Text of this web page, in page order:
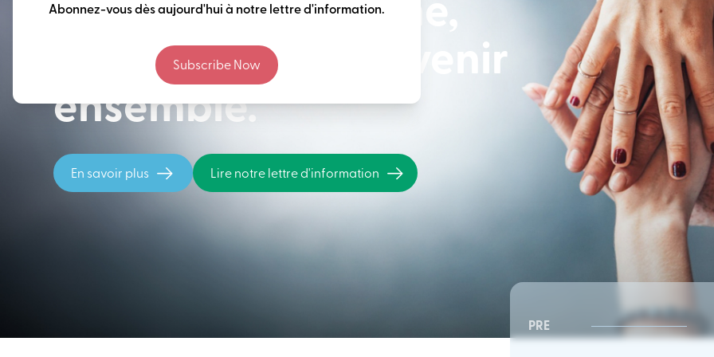
Abonnez-vous dès aujourd'hui à notre lettre d'information.
Subscribe Now
Penser à long terme,
construire notre avenir
ensemble.
En savoir plus Lire notre lettre d'information
PRE
CSR Sud-Est | Conseil